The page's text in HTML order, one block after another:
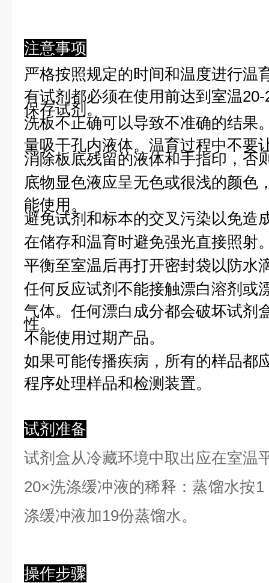
注意事项
严格按照规定的时间和温度进行温
有试剂都必须在使用前达到室温
保存试剂。
洗板不正确可以导致不准确的结果
量吸干孔内液体。温育过程中不要
消除板底残留的液体和手指印，否
底物显色液应呈无色或很浅的颜色
能使用。
避免试剂和标本的交叉污染以免造
在储存和温育时避免强光直接照射
平衡至室温后再打开密封袋以防水
任何反应试剂不能接触漂白溶剂或
气体。任何漂白成分都会破坏试剂
性。
不能使用过期产品。
如果可能传播疾病，所有的样品都
程序处理样品和检测装置。
试剂准备
试剂盒从冷藏环境中取出应在室温
20×洗涤缓冲液的稀释：蒸馏水按
涤缓冲液加19份蒸馏水。
操作步骤